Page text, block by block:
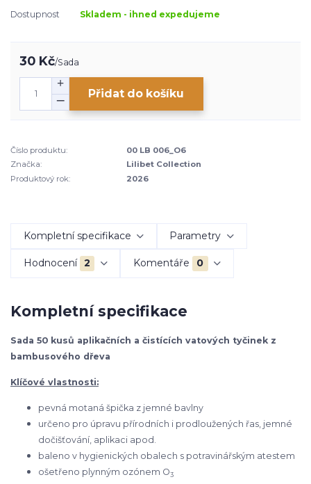
Dostupnost Skladem - ihned expedujeme
30 Kč/Sada
Přidat do košíku
Číslo produktu:
00 LB 006_O6
Značka:
Lilibet Collection
Produktový rok:
2026
Kompletní specifikace Parametry
Hodnocení 2 Komentáře 0
Kompletní specifikace
Sada 50 kusů aplikačních a čistících vatových tyčinek z
bambusového dřeva
Klíčové vlastnosti:
pevná motaná špička z jemné bavlny
určeno pro úpravu přírodních i prodloužených řas, jemné
dočišťování, aplikaci apod.
baleno v hygienických obalech s potravinářským atestem
ošetřeno plynným ozónem O3